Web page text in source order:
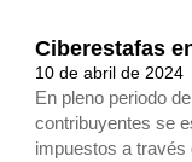
Ciberestafas
10 de abril de 2024
En pleno periodo
contribuyentes se
impuestos a través